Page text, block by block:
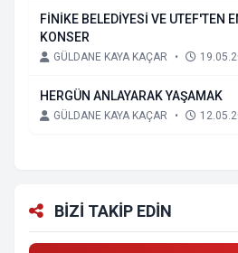
FİNİKE BELEDİYESİ VE UTEF'TEN
KONSER
GÜLDANE KAYA KAÇAR •
HERGÜN ANLAYARAK YAŞAMAK
GÜLDANE KAYA KAÇAR •
BİZİ TAKİP EDİN